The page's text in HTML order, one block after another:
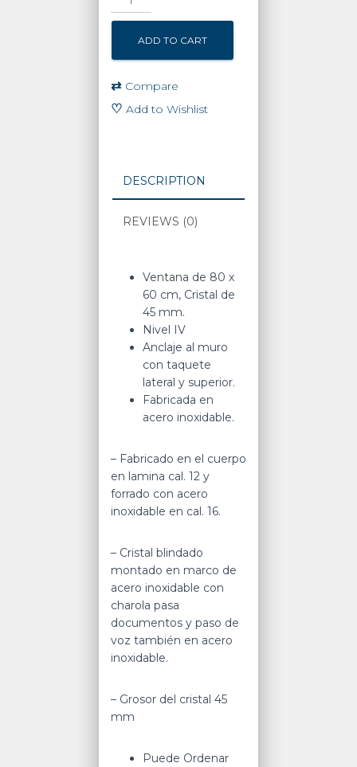
Blindada
/
Con
Charola
ADD TO CART
⇄ Compare
♡ Add to Wishlist
DESCRIPTION
REVIEWS (0)
Ventana de 80 x
60 cm, Cristal de
45 mm.
Nivel IV
Anclaje al muro
con taquete
lateral y superior.
Fabricada en
acero inoxidable.
– Fabricado en el cuerpo
en lamina cal. 12 y
forrado con acero
inoxidable en cal. 16.
– Cristal blindado
montado en marco de
acero inoxidable con
charola pasa
documentos y paso de
voz también en acero
inoxidable.
– Grosor del cristal 45
mm
Puede Ordenar